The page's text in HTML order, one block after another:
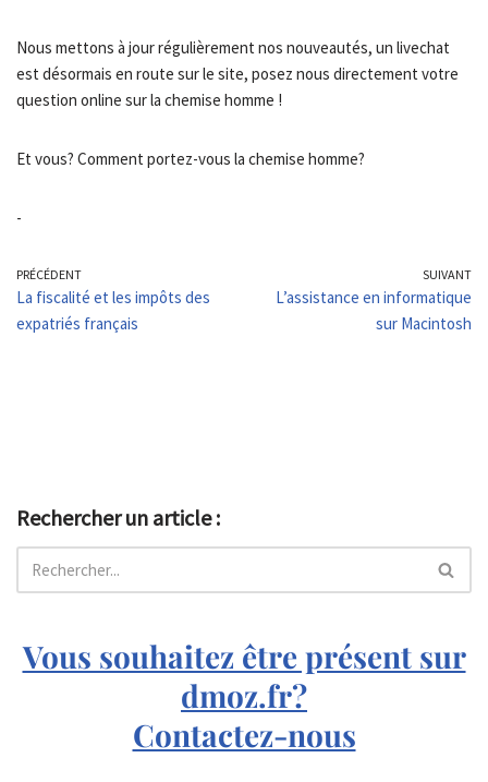
Nous mettons à jour régulièrement nos nouveautés, un livechat
est désormais en route sur le site, posez nous directement votre
question online sur la chemise homme !
Et vous? Comment portez-vous la chemise homme?
-
PRÉCÉDENT
La fiscalité et les impôts des
expatriés français
SUIVANT
L’assistance en informatique
sur Macintosh
Rechercher un article :
Vous souhaitez être présent sur
dmoz.fr?
Contactez-nous